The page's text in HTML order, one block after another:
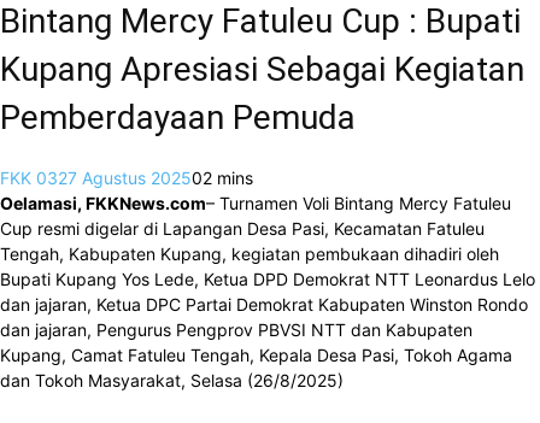
Bintang Mercy Fatuleu Cup : Bupati
Kupang Apresiasi Sebagai Kegiatan
Pemberdayaan Pemuda
FKK 0327 Agustus 202502 mins
Oelamasi, FKKNews.com– Turnamen Voli Bintang Mercy Fatuleu
Cup resmi digelar di Lapangan Desa Pasi, Kecamatan Fatuleu
Tengah, Kabupaten Kupang, kegiatan pembukaan dihadiri oleh
Bupati Kupang Yos Lede, Ketua DPD Demokrat NTT Leonardus Lelo
dan jajaran, Ketua DPC Partai Demokrat Kabupaten Winston Rondo
dan jajaran, Pengurus Pengprov PBVSI NTT dan Kabupaten
Kupang, Camat Fatuleu Tengah, Kepala Desa Pasi, Tokoh Agama
dan Tokoh Masyarakat, Selasa (26/8/2025)